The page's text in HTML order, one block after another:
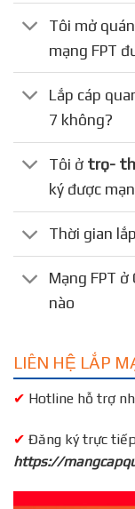
Tôi mở
mạng FPT
Lắp cáp
7 không?
Tôi ở trọ-
ký được
Thời gian
Mạng FPT
nào
LIÊN HỆ LẮP
✔ Hotline hỗ trợ
✔ Đăng ký trực
https://